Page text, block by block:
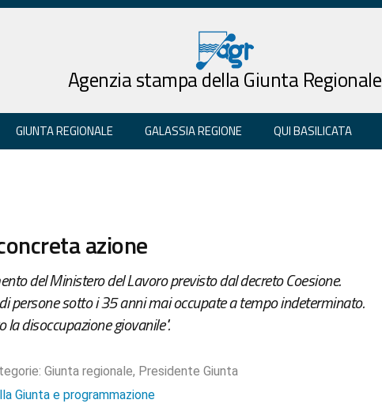
Agenzia stampa della Giunta Regionale
GIUNTA REGIONALE GALASSIA REGIONE QUI BASILICATA
azione
del Ministero del Lavoro previsto dal decreto Coesione.
persone sotto i 35 anni mai occupate a tempo indeterminato.
disoccupazione giovanile".
Giunta regionale, Presidente Giunta
Giunta e programmazione